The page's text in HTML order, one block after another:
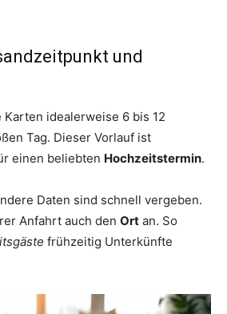
und
idealerweise 6 bis 12
Tag. Dieser Vorlauf ist
einen beliebten Hochzeitstermin.
Daten sind schnell vergeben.
Anfahrt auch den Ort an. So
frühzeitig Unterkünfte